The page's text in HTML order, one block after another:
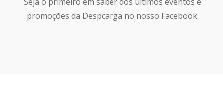
promoções da Despcarga no nosso Facebook.